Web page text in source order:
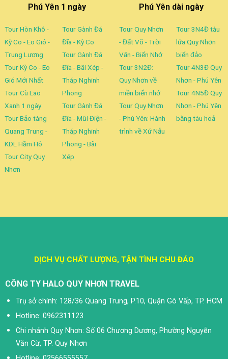
Phú Yên 1 ngày
Tour Hòn Khô -
Kỳ Co - Eo Gió -
Trung Lương
Tour Kỳ Co - Eo
Gió Mới Nhất
Tour Cù Lao
Xanh 1 ngày
Tour Bảo tàng
Quang Trung -
KDL Hầm Hô
Tour City Quy
Nhơn
Tour Gành Đá
Đĩa - Kỳ Co
Tour Gành Đá
Đĩa - Bãi Xép -
Tháp Nghinh
Phong
Tour Gành Đá
Đĩa - Mũi Điện -
Tháp Nghinh
Phong - Bãi
Xép
Phú Yên dài ngày
Tour Quy Nhơn
- Đất Võ - Trời
Văn - Biển Nhớ
Tour 3N2Đ:
Quy Nhơn về
miền biển nhớ
Tour Quy Nhơn
- Phú Yên: Hành
trình về Xứ Nẫu
Tour 3N4Đ tàu
lửa Quy Nhơn
biển đảo
Tour 4N3Đ Quy
Nhơn - Phú Yên
Tour 4N5Đ Quy
Nhơn - Phú Yên
bằng tàu hoả
DỊCH VỤ CHẤT LƯỢNG, TẬN TÌNH CHU ĐÁO
CÔNG TY HALO QUY NHƠN TRAVEL
Trụ sở chính: 128/36 Quang Trung, P.10, Quận Gò Vấp, TP. HCM
Hotline: 0962311123
Chi nhánh Quy Nhơn: Số 06 Chương Dương, Phường Nguyễn
Văn Cừ, TP. Quy Nhơn